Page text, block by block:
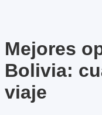
Mejores
Bolivia:
viaje